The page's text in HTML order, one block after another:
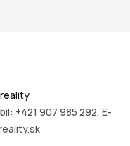
+421 907 985 292, E-